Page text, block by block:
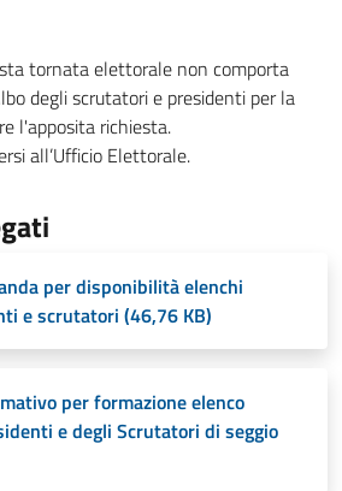
tornata elettorale non comporta
degli scrutatori e presidenti per la
l'apposita richiesta.
all’Ufficio Elettorale.
per disponibilità elenchi
e scrutatori (46,76 KB)
per formazione elenco
e degli Scrutatori di seggio